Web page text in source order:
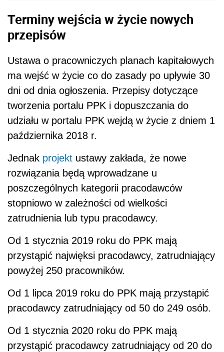
Terminy wejścia w życie nowych
przepisów
Ustawa o pracowniczych planach kapitałowych
ma wejść w życie co do zasady po upływie 30
dni od dnia ogłoszenia. Przepisy dotyczące
tworzenia portalu PPK i dopuszczania do
udziału w portalu PPK wejdą w życie z dniem 1
października 2018 r.
Jednak projekt ustawy zakłada, że nowe
rozwiązania będą wprowadzane u
poszczególnych kategorii pracodawców
stopniowo w zależności od wielkości
zatrudnienia lub typu pracodawcy.
Od 1 stycznia 2019 roku do PPK mają
przystąpić najwięksi pracodawcy, zatrudniający
powyżej 250 pracowników.
Od 1 lipca 2019 roku do PPK mają przystąpić
pracodawcy zatrudniający od 50 do 249 osób.
Od 1 stycznia 2020 roku do PPK mają
przystąpić pracodawcy zatrudniający od 20 do